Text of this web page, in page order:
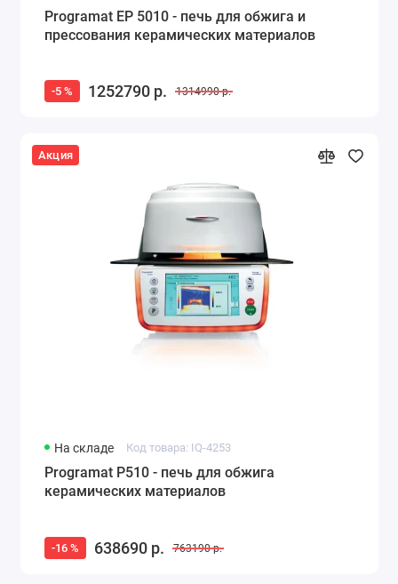
Programat EP 5010 - печь для обжига и
прессования керамических материалов
-5 % 1252790 р. 1314990 р.
Акция
На складе Код товара: IQ-4253
Programat P510 - печь для обжига
керамических материалов
-16 % 638690 р. 763190 р.